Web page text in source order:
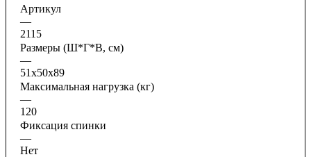
Артикул
—
2115
Размеры (Ш*Г*В, см)
—
51x50x89
Максимальная нагрузка (кг)
—
120
Фиксация спинки
—
Нет